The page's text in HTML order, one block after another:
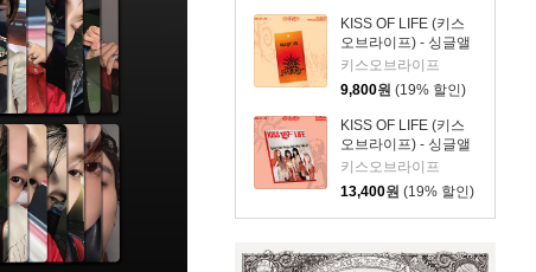
KISS OF LIFE (키스
오브라이프) - 싱글앨
범 3집 : SWEAT
[POCAALBUM Ver.]
키스오브라이프
9,800원 (19% 할인)
KISS OF LIFE (키스
오브라이프) - 싱글앨
범 3집 : SWEAT
[BURN Ver.]
키스오브라이프
13,400원 (19% 할인)